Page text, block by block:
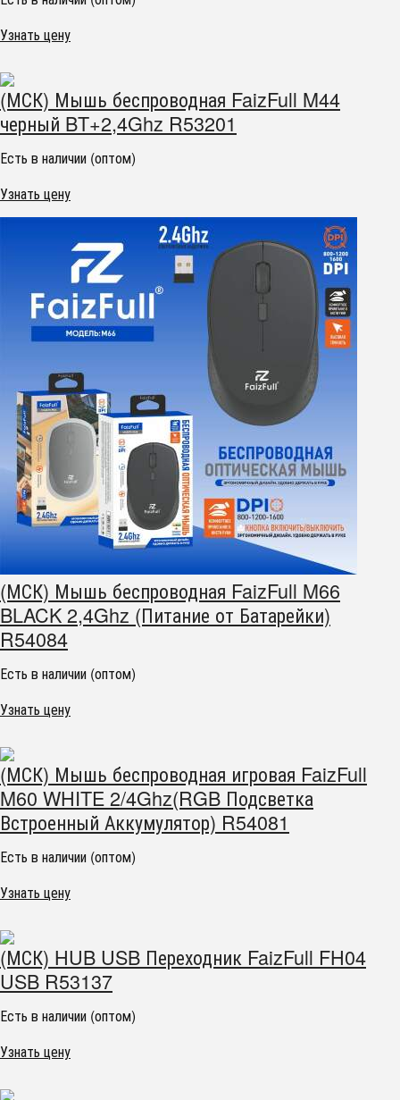
Узнать цену
(МСК) Мышь беспроводная FaizFull M44
черный BT+2,4Ghz R53201
Есть в наличии (оптом)
Узнать цену
(МСК) Мышь беспроводная FaizFull M66
BLACK 2,4Ghz (Питание от Батарейки)
R54084
Есть в наличии (оптом)
Узнать цену
(МСК) Мышь беспроводная игровая FaizFull
M60 WHITE 2/4Ghz(RGB Подсветка
Встроенный Аккумулятор) R54081
Есть в наличии (оптом)
Узнать цену
(МСК) HUB USB Переходник FaizFull FH04
USB R53137
Есть в наличии (оптом)
Узнать цену